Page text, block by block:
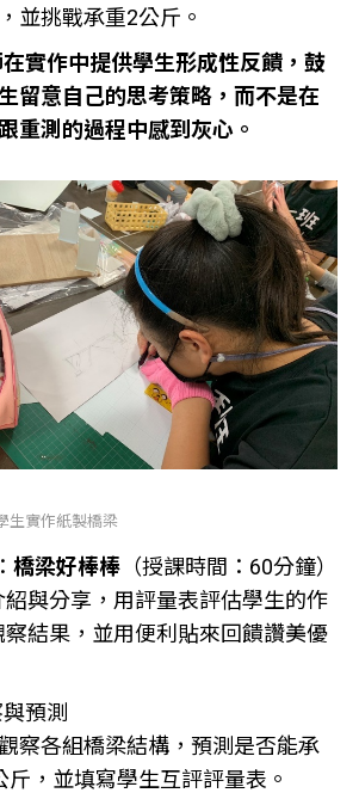
並挑戰承重2公斤。
在實作中提供學生形成性反饋，鼓
留意自己的思考策略，而不是在
重測的過程中感到灰心。
生實作紙製橋梁
橋梁好棒棒（授課時間：60分鐘）
紹與分享，用評量表評估學生的作
察結果，並用便利貼來回饋讚美優
預測
察各組橋梁結構，預測是否能承
斤，並填寫學生互評評量表。